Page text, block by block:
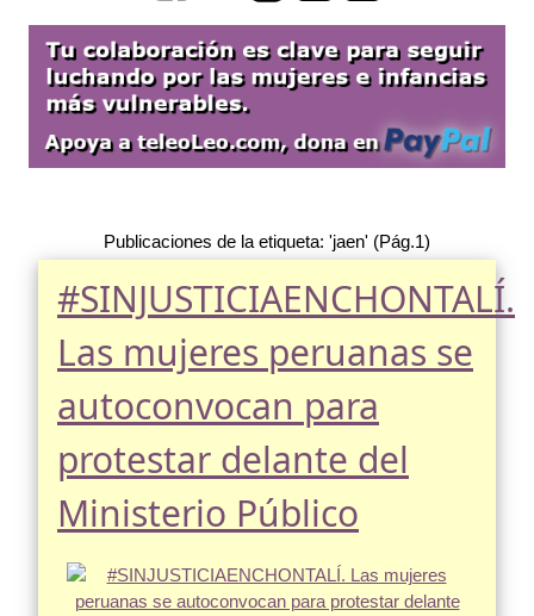
Publicaciones de la etiqueta: 'jaen' (Pág.1)
#SINJUSTICIAENCHONTALÍ.
Las mujeres peruanas se
autoconvocan para
protestar delante del
Ministerio Público